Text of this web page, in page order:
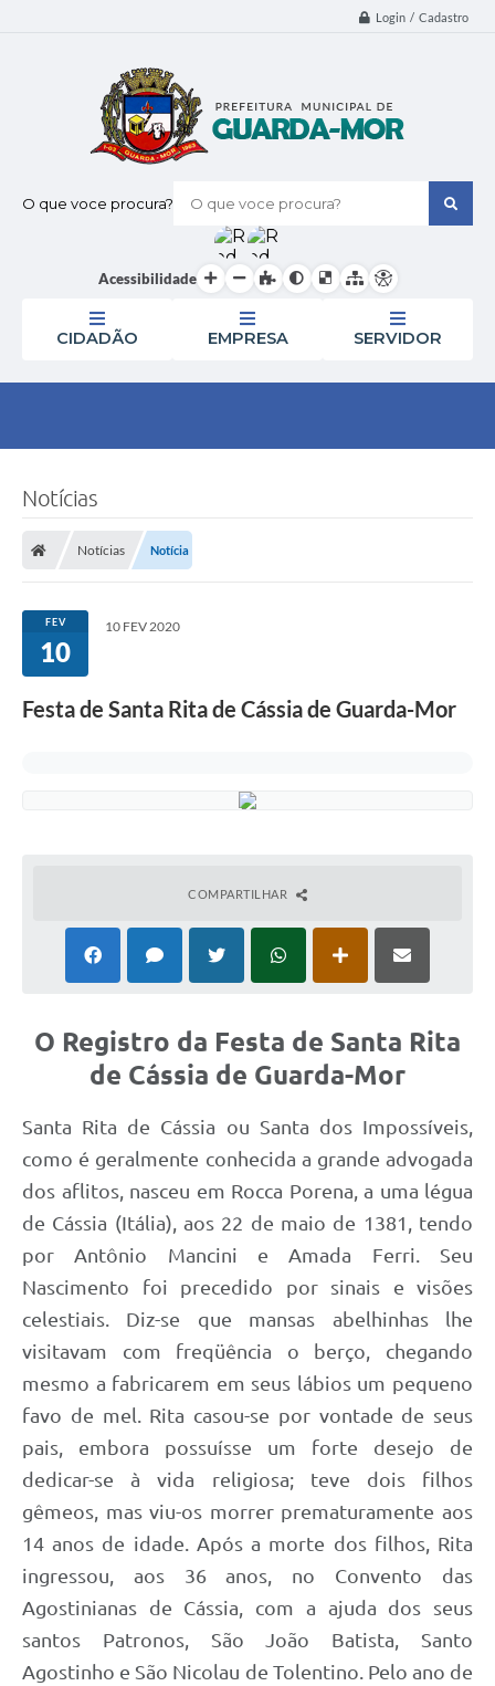
Login / Cadastro
O que voce procura?
Acessibilidade
CIDADÃO EMPRESA SERVIDOR
Notícias
Notícias Notícia
FEV
10
10 FEV 2020
Festa de Santa Rita de Cássia de Guarda-Mor
COMPARTILHAR
O Registro da Festa de Santa Rita
de Cássia de Guarda-Mor
Santa Rita de Cássia ou Santa dos Impossíveis,
como é geralmente conhecida a grande advogada
dos aflitos, nasceu em Rocca Porena, a uma légua
de Cássia (Itália), aos 22 de maio de 1381, tendo
por Antônio Mancini e Amada Ferri. Seu
Nascimento foi precedido por sinais e visões
celestiais. Diz-se que mansas abelhinhas lhe
visitavam com freqüência o berço, chegando
mesmo a fabricarem em seus lábios um pequeno
favo de mel. Rita casou-se por vontade de seus
pais, embora possuísse um forte desejo de
dedicar-se à vida religiosa; teve dois filhos
gêmeos, mas viu-os morrer prematuramente aos
14 anos de idade. Após a morte dos filhos, Rita
ingressou, aos 36 anos, no Convento das
Agostinianas de Cássia, com a ajuda dos seus
santos Patronos, São João Batista, Santo
Agostinho e São Nicolau de Tolentino. Pelo ano de